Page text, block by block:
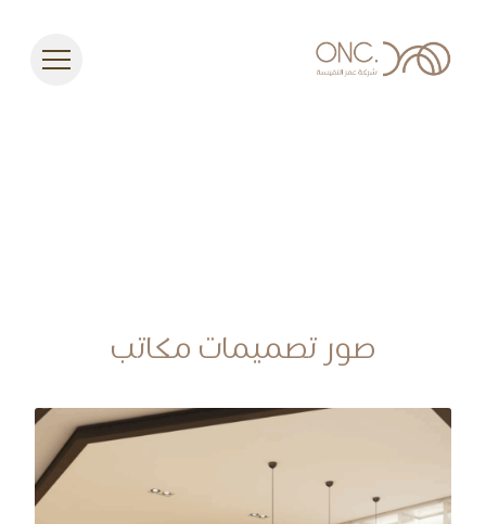
صور تصميمات مكاتب